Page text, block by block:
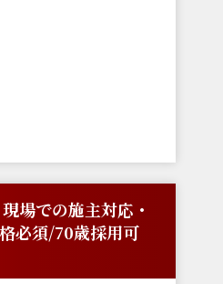
場での施主対応・
必須/70歳採用可